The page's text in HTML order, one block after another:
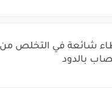
شائعة في التخلص
بالدود